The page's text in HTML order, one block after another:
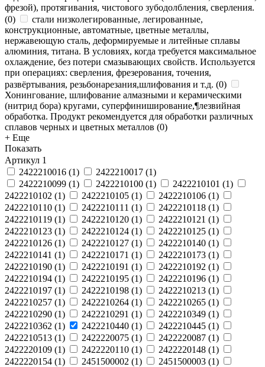
фрезой), протягивания, чистового зубодолбления, сверления.
(0)
стали низколегированные, легированные,
конструкционные, автоматные, цветные металлы,
нержавеющую сталь, деформируемые и литейные сплавы
алюминия, титана. В условиях, когда требуется максимальное
охлаждение, без потери смазывающих свойств. Используется
при операциях: сверления, фрезерования, точения,
развёртывания, резьбонарезания,шлифования и т.д. (0)
Хонингование, шлифование алмазными и керамическими
(нитрид бора) кругами, суперфиниширование,¶лезвийная
обработка. Продукт рекомендуется для обработки различных
сплавов черных и цветных металлов (0)
+ Еще
Показать
Артикул 1
2422210016 (1) 2422210017 (1)
2422210099 (1) 2422210100 (1) 2422210101 (1)
2422210102 (1) 2422210105 (1) 2422210106 (1)
2422210110 (1) 2422210111 (1) 2422210118 (1)
2422210119 (1) 2422210120 (1) 2422210121 (1)
2422210123 (1) 2422210124 (1) 2422210125 (1)
2422210126 (1) 2422210127 (1) 2422210140 (1)
2422210141 (1) 2422210171 (1) 2422210173 (1)
2422210190 (1) 2422210191 (1) 2422210192 (1)
2422210194 (1) 2422210195 (1) 2422210196 (1)
2422210197 (1) 2422210198 (1) 2422210213 (1)
2422210257 (1) 2422210264 (1) 2422210265 (1)
2422210290 (1) 2422210291 (1) 2422210349 (1)
2422210362 (1) 2422210440 (1) 2422210445 (1)
2422210513 (1) 2422220075 (1) 2422220087 (1)
2422220109 (1) 2422220110 (1) 2422220148 (1)
2422220154 (1) 2451500002 (1) 2451500003 (1)